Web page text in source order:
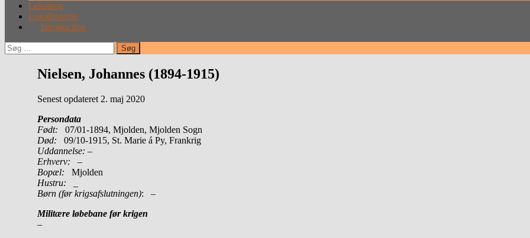
Leksikon
Lokalhistorie
Introduction
Søg
efter:
Nielsen, Johannes (1894-1915)
Senest opdateret 2. maj 2020
Persondata
Født: 07/01-1894, Mjolden, Mjolden Sogn
Død: 09/10-1915, St. Marie á Py, Frankrig
Uddannelse: –
Erhverv: –
Bopæl: Mjolden
Hustru:
Børn (før krigsafslutningen): –
Militære løbebane før krigen
–